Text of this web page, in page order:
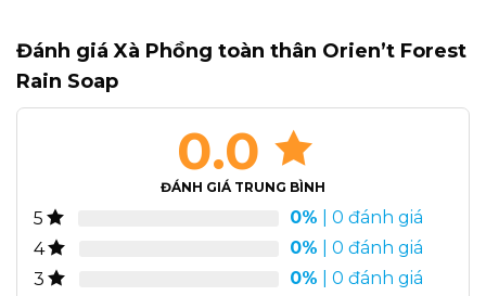
Đánh giá Xà Phồng toàn thân Orien’t Forest
Rain Soap
0.0
ĐÁNH GIÁ TRUNG BÌNH
5 0% | 0 đánh giá
4
0% | 0 đánh giá
3
0% | 0 đánh giá